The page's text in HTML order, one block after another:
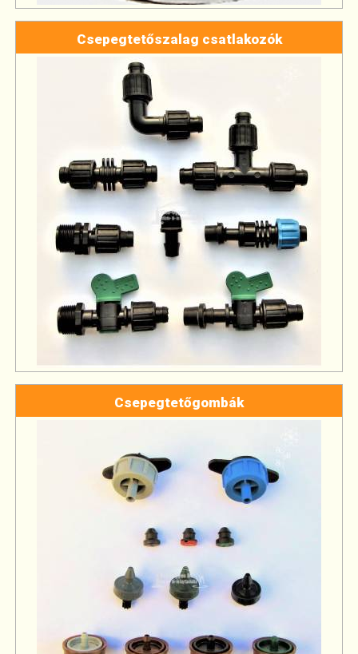
Csepegtetőszalag csatlakozók
Csepegtetőgombák